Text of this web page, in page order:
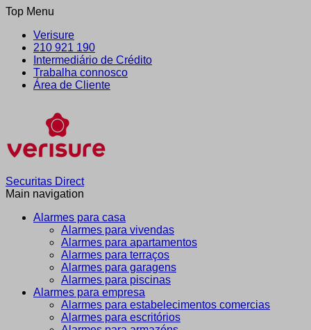
Top Menu
Verisure
210 921 190
Intermediário de Crédito
Trabalha connosco
Área de Cliente
Securitas Direct
Main navigation
Alarmes para casa
Alarmes para vivendas
Alarmes para apartamentos
Alarmes para terraços
Alarmes para garagens
Alarmes para piscinas
Alarmes para empresa
Alarmes para estabelecimentos comercias
Alarmes para escritórios